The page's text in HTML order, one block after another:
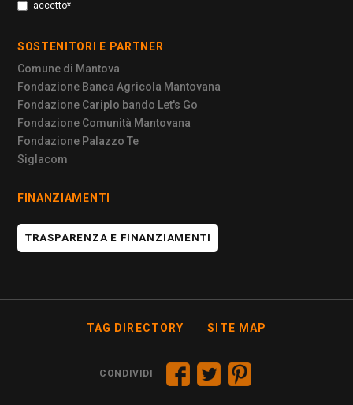
accetto*
SOSTENITORI E PARTNER
Comune di Mantova
Fondazione Banca Agricola Mantovana
Fondazione Cariplo bando Let's Go
Fondazione Comunità Mantovana
Fondazione Palazzo Te
Siglacom
FINANZIAMENTI
TRASPARENZA E FINANZIAMENTI
TAG DIRECTORY SITE MAP
CONDIVIDI